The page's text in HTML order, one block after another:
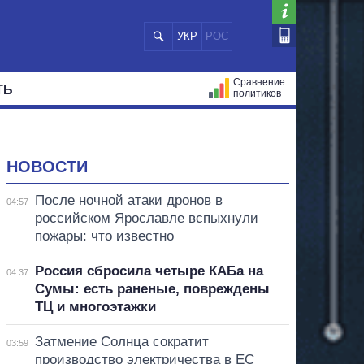
УКР РОС
Сравнение
политиков
НОВОСТИ
04:57
После ночной атаки дронов в
российском Ярославле вспыхнули
пожары: что известно
04:37
Россия сбросила четыре КАБа на
Сумы: есть раненые, повреждены
ТЦ и многоэтажки
03:59
Затмение Солнца сократит
производство электричества в ЕС